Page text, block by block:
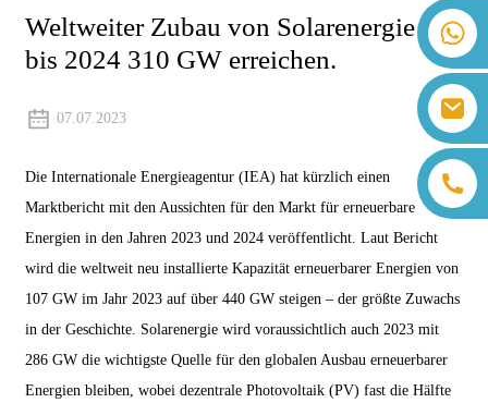
+86 18259071452 Hanna Lee
+86 13559179905 Sally Chen
Weltweiter Zubau von Solarenergie soll
bis 2024 310 GW erreichen.
07.07.2023
Die Internationale Energieagentur (IEA) hat kürzlich einen
Marktbericht mit den Aussichten für den Markt für erneuerbare
Energien in den Jahren 2023 und 2024 veröffentlicht. Laut Bericht
wird die weltweit neu installierte Kapazität erneuerbarer Energien von
107 GW im Jahr 2023 auf über 440 GW steigen – der größte Zuwachs
in der Geschichte. Solarenergie wird voraussichtlich auch 2023 mit
286 GW die wichtigste Quelle für den globalen Ausbau erneuerbarer
Energien bleiben, wobei dezentrale Photovoltaik (PV) fast die Hälfte